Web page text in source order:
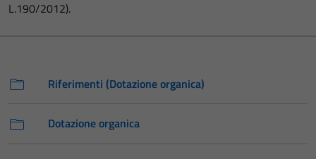
L.190/2012).
Riferimenti (Dotazione organica)
Dotazione organica